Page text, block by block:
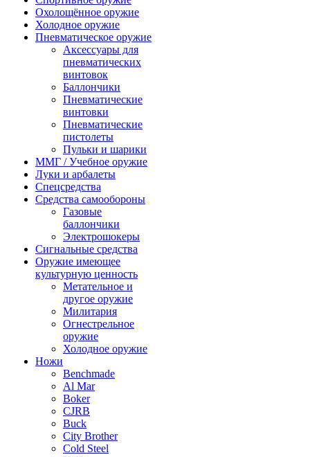
Охолощённое оружие
Холодное оружие
Пневматическое оружие
Аксессуары для
пневматических
винтовок
Баллончики
Пневматические
винтовки
Пневматические
пистолеты
Пульки и шарики
ММГ / Учебное оружие
Луки и арбалеты
Спецсредства
Средства самообороны
Газовые
баллончики
Электрошокеры
Сигнальные средства
Оружие имеющее
культурную ценность
Метательное и
другое оружие
Милитария
Огнестрельное
оружие
Холодное оружие
Ножи
Benchmade
Al Mar
Boker
CJRB
Buck
City Brother
Cold Steel